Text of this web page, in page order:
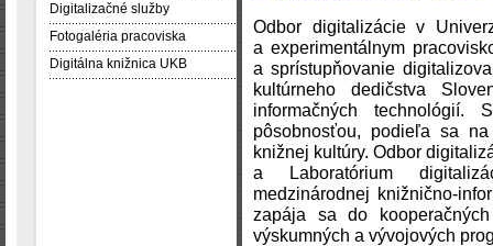
Odbor digitalizácie v
a experimentálnym
a sprístupňovanie
kultúrneho dedičstva
informačných technológií.
pôsobnosťou, podieľa sa
knižnej kultúry. Odbor
a Laboratórium
medzinárodnej knižnično-
zapája sa do
výskumných a vývojových
Digitalizačné služby
Fotogaléria pracoviska
Digitálna knižnica UKB